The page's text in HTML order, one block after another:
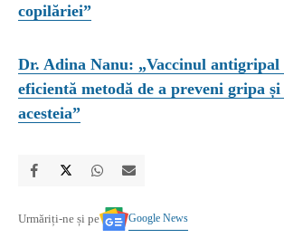
copilăriei”
Dr. Adina Nanu: „Vaccinul antigripal
eficientă metodă de a preveni gripa
acesteia”
Urmăriți-ne și pe Google News